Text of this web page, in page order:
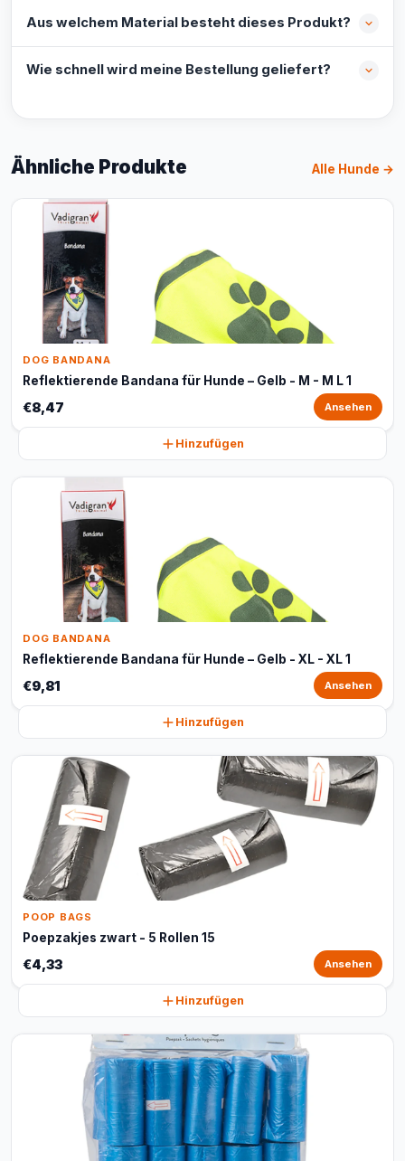
Aus welchem Material besteht dieses Produkt?
Wie schnell wird meine Bestellung geliefert?
Ähnliche Produkte Alle Hunde →
DOG BANDANA
Reflektierende Bandana für Hunde – Gelb - M - M L 1
€8,47 Ansehen
Hinzufügen
DOG BANDANA
Reflektierende Bandana für Hunde – Gelb - XL - XL 1
€9,81 Ansehen
Hinzufügen
POOP BAGS
Poepzakjes zwart - 5 Rollen 15
€4,33 Ansehen
Hinzufügen